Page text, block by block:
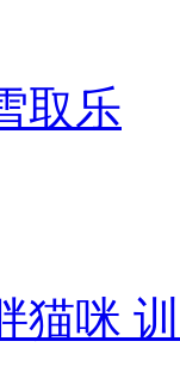
取乐
猫咪